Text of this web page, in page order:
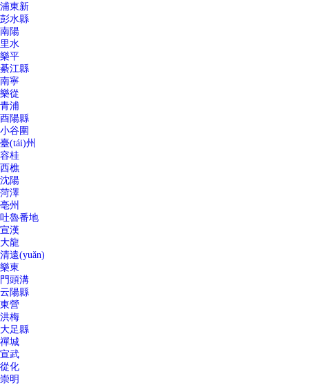
浦東新
彭水縣
南陽
里水
樂平
綦江縣
南寧
樂從
青浦
酉陽縣
小谷圍
臺(tái)州
容桂
西樵
沈陽
菏澤
亳州
吐魯番地
宣漢
大龍
清遠(yuǎn)
樂東
門頭溝
云陽縣
東營
洪梅
大足縣
禪城
宣武
從化
崇明